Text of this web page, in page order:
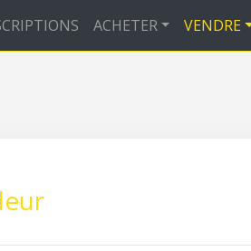
ACHETER VENDRE